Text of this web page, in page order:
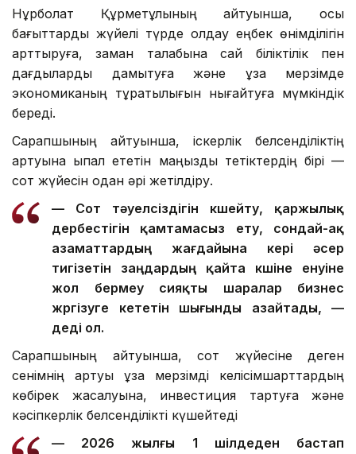
Нұрболат Құрметұлының айтуынша, осы
бағыттарды жүйелі түрде қолдау еңбек өнімділігін
арттыруға, заман талабына сай біліктілік пен
дағдыларды дамытуға және ұзақ мерзімде
экономиканың тұрақтылығын нығайтуға мүмкіндік
береді.
Сарапшының айтуынша, іскерлік белсенділіктің
артуына ықпал ететін маңызды тетіктердің бірі —
сот жүйесін одан әрі жетілдіру.
— Сот тәуелсіздігін күшейту, қаржылық
дербестігін қамтамасыз ету, сондай-ақ
азаматтардың жағдайына кері әсер
тигізетін заңдардың қайта күшіне енуіне
жол бермеу сияқты шаралар бизнес
жүргізуге кететін шығынды азайтады, —
деді ол.
Сарапшының айтуынша, сот жүйесіне деген
сенімнің артуы ұзақ мерзімді келісімшарттардың
көбірек жасалуына, инвестиция тартуға және
кәсіпкерлік белсенділікті күшейтеді
— 2026 жылғы 1 шілдеден бастап